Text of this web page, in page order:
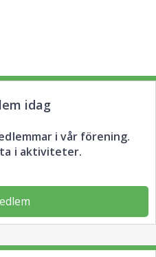
idag
i vår förening.
i aktiviteter.